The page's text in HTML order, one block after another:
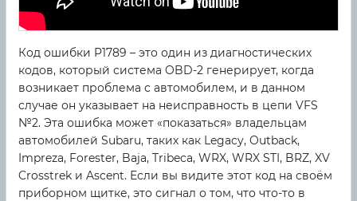
Код ошибки P1789 – это один из диагностических
кодов, который система OBD-2 генерирует, когда
возникает проблема с автомобилем, и в данном
случае он указывает на неисправность в цепи VFS
№2. Эта ошибка может «показаться» владельцам
автомобилей Subaru, таких как Legacy, Outback,
Impreza, Forester, Baja, Tribeca, WRX, WRX STI, BRZ, XV
Crosstrek и Ascent. Если вы видите этот код на своём
приборном щитке, это сигнал о том, что что-то в